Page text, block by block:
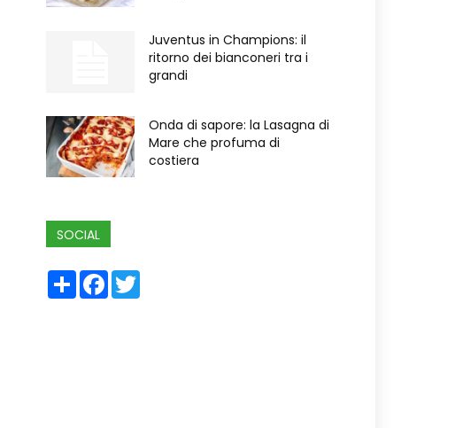
Juventus in Champions: il
ritorno dei bianconeri tra i
grandi
Onda di sapore: la Lasagna di
Mare che profuma di
costiera
SOCIAL
ShareFacebook